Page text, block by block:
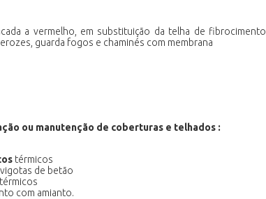
a vermelho, em substituição da telha de fibrocimento
guarda fogos e chaminés com membrana
ou manutenção de coberturas e telhados :
térmicos
de betão
térmicos
com amianto.